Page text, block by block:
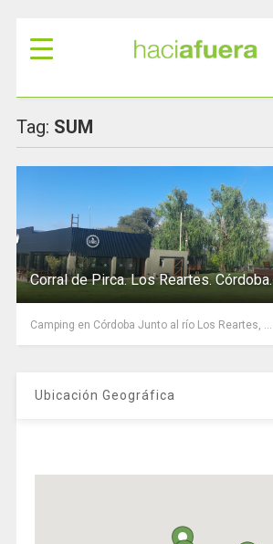
Tag: SUM
Corral de Pirca. Los Reartes. Córdoba.
Camping en Córdoba Junto al río Los Reartes, ...
Ubicación Geográfica